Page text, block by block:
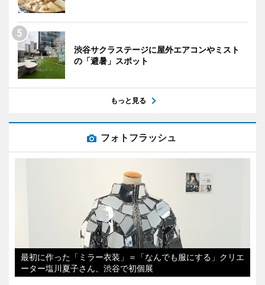
渋谷サクラステージに屋外エアコンやミスト
の「避暑」スポット
もっと見る
フォトフラッシュ
最初に作った「ミラー衣装」＝「なんでも服にする」クリエ
ーター塩川夏子さん、渋谷で初個展